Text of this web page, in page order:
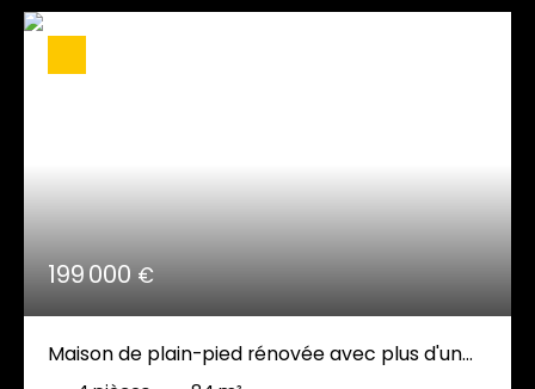
199 000 €
Maison de plain-pied rénovée avec plus d'un
hectare de terrain, dépendances et panneaux